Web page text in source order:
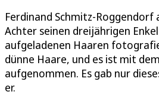
Ferdinand Schmitz-Roggendorf
Achter seinen dreijährigen
aufgeladenen Haaren
dünne Haare, und es ist mit
aufgenommen. Es gab nur
er.